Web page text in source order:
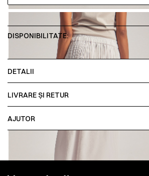
DISPONIBILITATE:
DETALII
LIVRARE ȘI RETUR
AJUTOR